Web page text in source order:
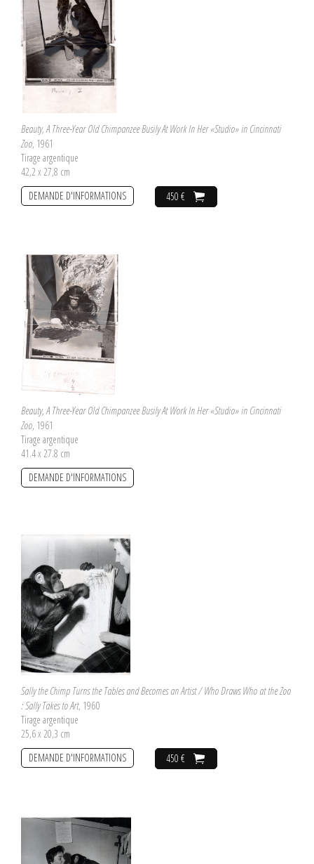
Beauty, A Three-Year Old Chimpanzee Busily At Work In Her «Studio» in Cincinnati
Zoo, 1961
Tirage argentique
42,2 x 27,8 cm
450 €
DEMANDE D'INFORMATIONS
Beauty, A Three-Year Old Chimpanzee Busily At Work In Her «Studio» in Cincinnati
Zoo, 1961
Tirage argentique
41.4 x 27.8 cm
DEMANDE D'INFORMATIONS
Sally the Chimp Turns the Tables and Becomes an Artist / Who Draws Who at the Zoo
: Sally Takes to Art, 1960
Tirage argentique
25,6 x 20,3 cm
450 €
DEMANDE D'INFORMATIONS